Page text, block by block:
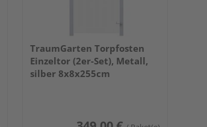
TraumGarten Torpfosten
Einzeltor (2er-Set), Metall,
silber 8x8x255cm